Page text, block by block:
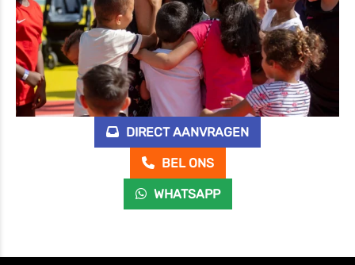
DIRECT AANVRAGEN
BEL ONS
WHATSAPP